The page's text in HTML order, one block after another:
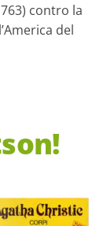
contro la
del